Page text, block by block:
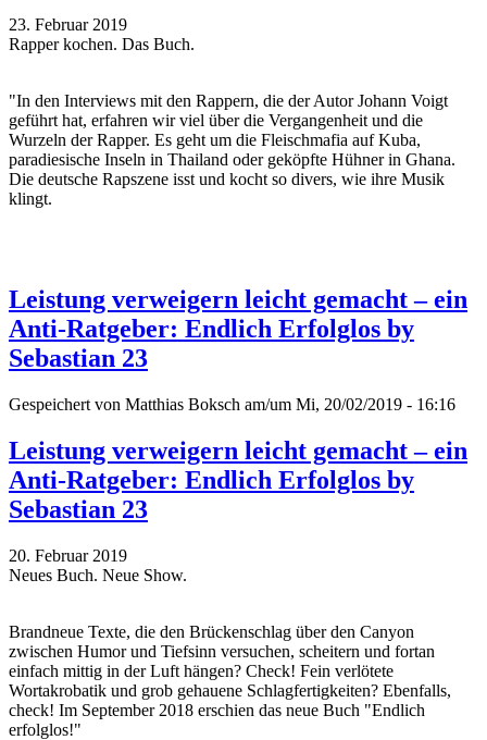
23. Februar 2019
Rapper kochen. Das Buch.
"In den Interviews mit den Rappern, die der Autor Johann Voigt
geführt hat, erfahren wir viel über die Vergangenheit und die
Wurzeln der Rapper. Es geht um die Fleischmafia auf Kuba,
paradiesische Inseln in Thailand oder geköpfte Hühner in Ghana.
Die deutsche Rapszene isst und kocht so divers, wie ihre Musik
klingt.
Leistung verweigern leicht gemacht – ein
Anti-Ratgeber: Endlich Erfolglos by
Sebastian 23
Gespeichert von Matthias Boksch am/um Mi, 20/02/2019 - 16:16
Leistung verweigern leicht gemacht – ein
Anti-Ratgeber: Endlich Erfolglos by
Sebastian 23
20. Februar 2019
Neues Buch. Neue Show.
Brandneue Texte, die den Brückenschlag über den Canyon
zwischen Humor und Tiefsinn versuchen, scheitern und fortan
einfach mittig in der Luft hängen? Check! Fein verlötete
Wortakrobatik und grob gehauene Schlagfertigkeiten? Ebenfalls,
check! Im September 2018 erschien das neue Buch "Endlich
erfolglos!"